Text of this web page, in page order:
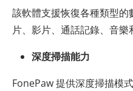
該軟體支援恢復各種類型
片、影片、通話記錄、音樂
深度掃描能力
FonePaw 提供深度掃描模